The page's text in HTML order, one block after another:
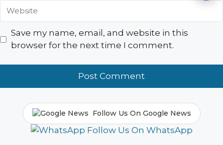
Website
Save my name, email, and website in this
browser for the next time I comment.
Follow Us On Google News
Follow Us On WhatsApp